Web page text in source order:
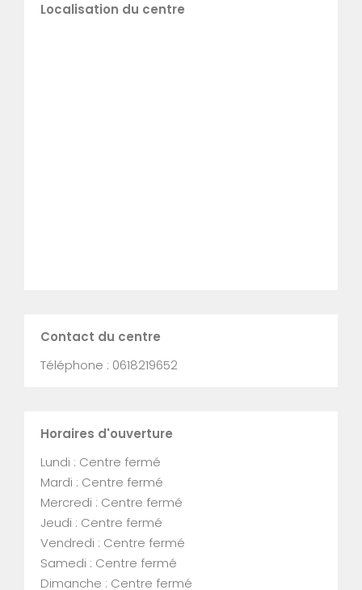
Localisation du centre
Contact du centre
Téléphone : 0618219652
Horaires d'ouverture
Lundi : Centre fermé
Mardi : Centre fermé
Mercredi : Centre fermé
Jeudi : Centre fermé
Vendredi : Centre fermé
Samedi : Centre fermé
Dimanche : Centre fermé